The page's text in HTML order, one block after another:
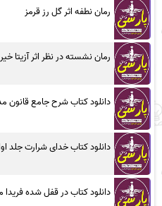
رمان نطفه اثر گل رز قرمز
رمان نشسته در نظر اثر آزیتا
دانلود کتاب شرح جامع قانون
دانلود کتاب خدای شرارت جلد
دانلود کتاب در قفل شده